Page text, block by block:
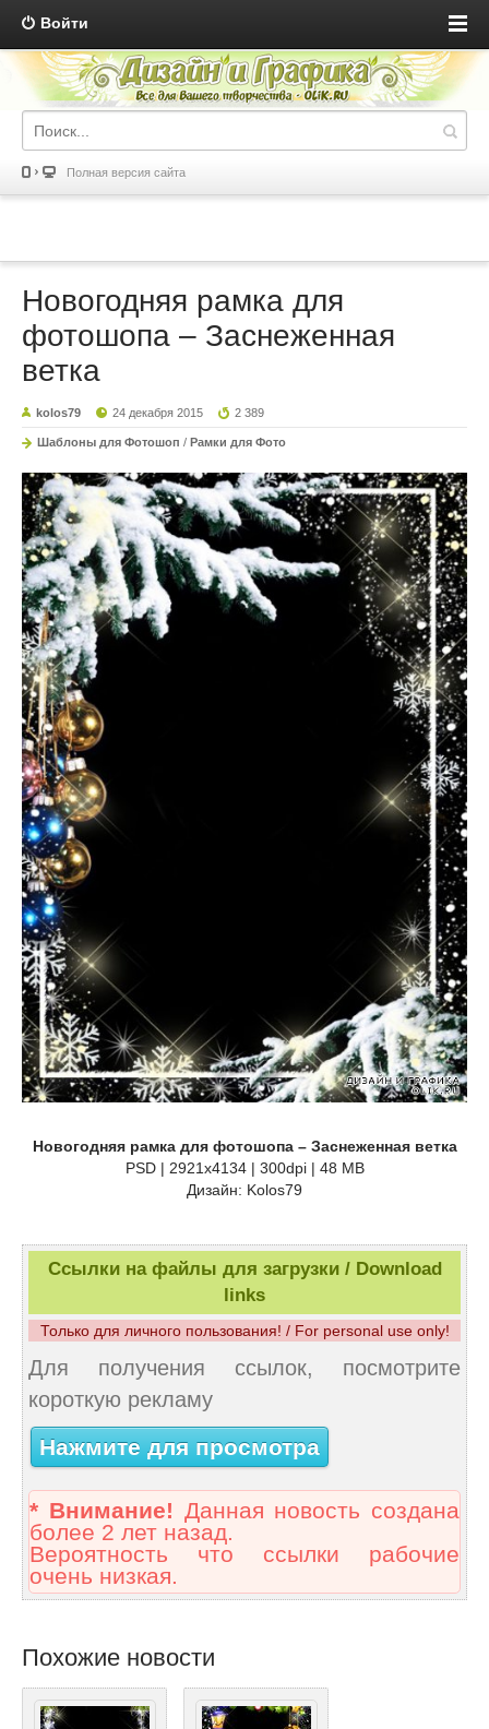
Войти
Полная версия сайта
Новогодняя рамка для
фотошопа – Заснеженная
ветка
kolos79 24 декабря 2015 2 389
Шаблоны для Фотошоп / Рамки для Фото
Новогодняя рамка для фотошопа – Заснеженная ветка
PSD | 2921х4134 | 300dpi | 48 МB
Дизайн: Kolos79
Ссылки на файлы для загрузки / Download
links
Только для личного пользования! / For personal use only!
Для получения ссылок, посмотрите
короткую рекламу
Нажмите для просмотра
* Внимание! Данная новость создана
более 2 лет назад.
Вероятность что ссылки рабочие
очень низкая.
Похожие новости